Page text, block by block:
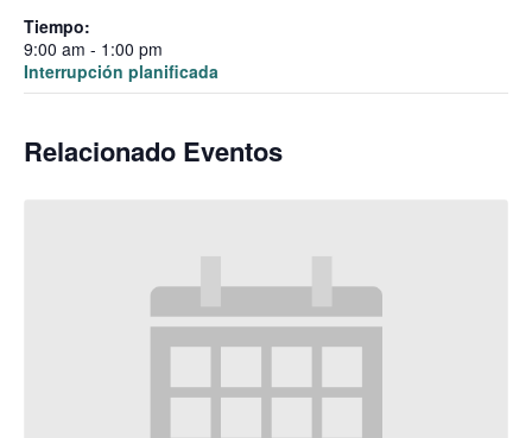
Tiempo:
9:00 am - 1:00 pm
Interrupción planificada
Relacionado Eventos